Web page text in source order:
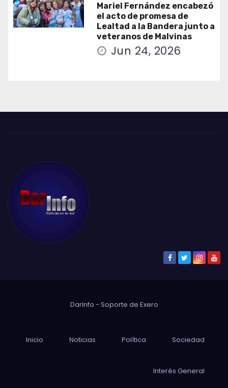
Mariel Fernández encabezó
el acto de promesa de
Lealtad a la Bandera junto a
veteranos de Malvinas
Jun 24, 2026
DarInfo - Soporte de Exero
Inicio Noticias Política Sociedad
Interés General